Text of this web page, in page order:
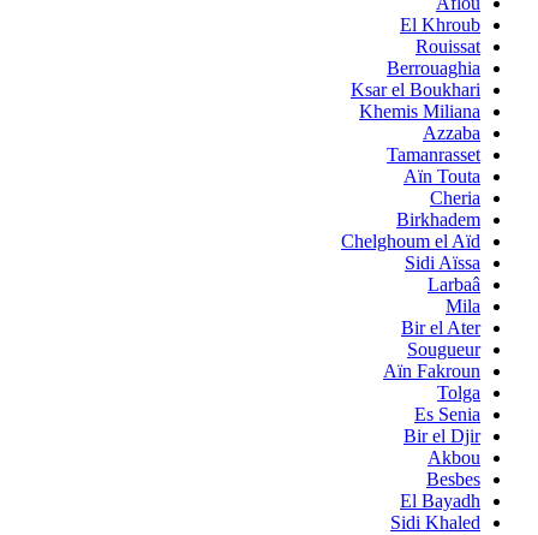
El Khroub
Rouissat
Berrouaghia
Ksar el Boukhari
Khemis Miliana
Azzaba
Tamanrasset
Aïn Touta
Cheria
Birkhadem
Chelghoum el Aïd
Sidi Aïssa
Larbaâ
Mila
Bir el Ater
Sougueur
Aïn Fakroun
Tolga
Es Senia
Bir el Djir
Akbou
Besbes
El Bayadh
Sidi Khaled